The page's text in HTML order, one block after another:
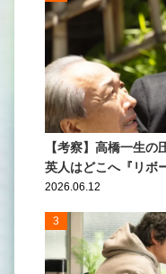
【考察】高橋一生
英人はどこへ『リボ
2026.06.12
3